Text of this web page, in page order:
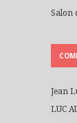
Salon
Jean
LUC